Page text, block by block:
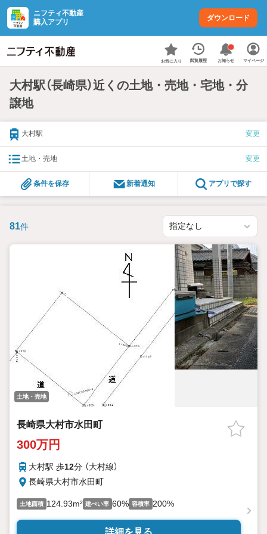
ニフティ不動産
購入アプリ
ダウンロード
お気に入り 閲覧履歴 お知らせ マイページ
大村駅（長崎県）近くの土地・売地・宅地・分
譲地
大村駅 変更
土地・売地 変更
条件を保存 新着通知 アプリで探す
81件
土地・売地
長崎県大村市水田町
300万円
大村駅 歩12分 （大村線）
長崎県大村市水田町
土地面積 124.93m² 建ぺい率 60% 容積率 200%
詳細を見る